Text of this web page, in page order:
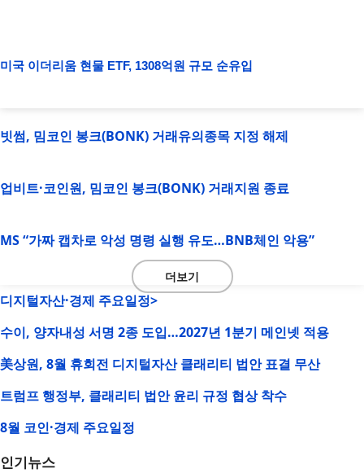
미국 이더리움 현물 ETF, 1308억원 규모 순유입
빗썸, 밈코인 봉크(BONK) 거래유의종목 지정 해제
업비트·코인원, 밈코인 봉크(BONK) 거래지원 종료
MS “가짜 캡차로 악성 명령 실행 유도…BNB체인 악용”
더보기
디지털자산·경제 주요일정>
수이, 양자내성 서명 2종 도입…2027년 1분기 메인넷 적용
美상원, 8월 휴회전 디지털자산 클래리티 법안 표결 무산
트럼프 행정부, 클래리티 법안 윤리 규정 협상 착수
8월 코인·경제 주요일정
인기뉴스